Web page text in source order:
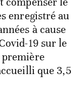
enregistré au
à cause
19 sur le
que 3,5